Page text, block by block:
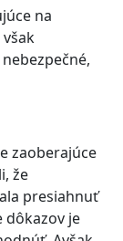
na
však
zaoberajúce
že
presiahnuť
dôkazov je